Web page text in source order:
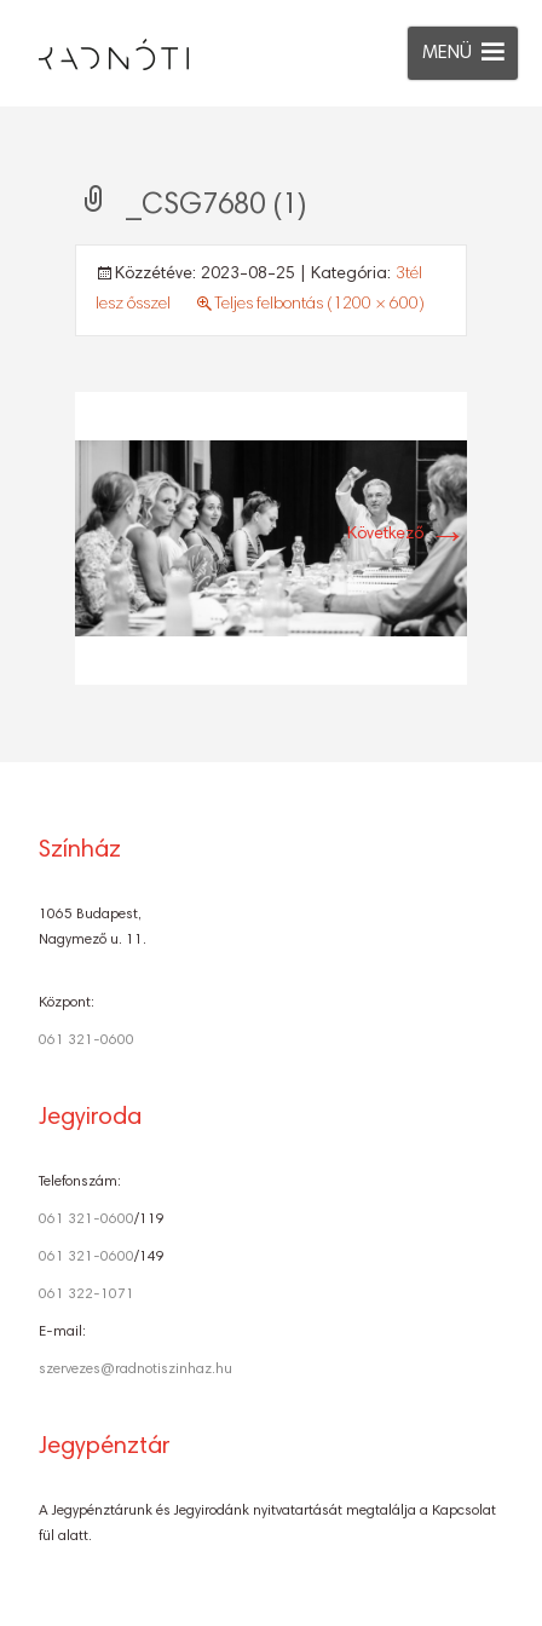
MENÜ
_CSG7680 (1)
Közzétéve: 2023-08-25 | Kategória: 3tél
lesz ősszel
Teljes felbontás (1200 × 600)
Következő→
Színház
1065 Budapest,
Nagymező u. 11.
Központ:
061 321-0600
Jegyiroda
Telefonszám:
061 321-0600/119
061 321-0600/149
061 322-1071
E-mail:
szervezes@radnotiszinhaz.hu
Jegypénztár
A Jegypénztárunk és Jegyirodánk nyitvatartását megtalálja a Kapcsolat
fül alatt.